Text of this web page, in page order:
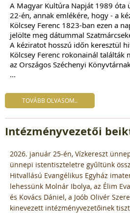
A Magyar Kultúra Napját 1989 óta
22-én, annak emlékére, hogy - a
Kölcsey Ferenc 1823-ban ezen a
jelölte meg dátummal
A kéziratot hosszú időn keresztül
Kölcsey Ferenc rokonainál találták
az Országos Széchenyi
...
TOVÁBB OLVASOM..
Intézményvezetői
2026. január 25-én, Vízkereszt
ünnepi istentiszteletre gyűltünk
Hitvallású Evangélikus Egyház
lehessünk Molnár Ibolya, az Élim
és Kovács Dániel, a Joób Olivér
kinevezett intézményvezetőinek